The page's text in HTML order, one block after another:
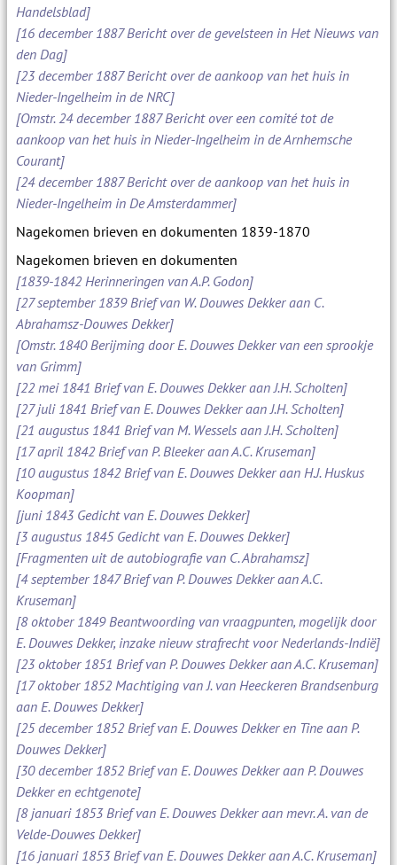
Handelsblad]
[16 december 1887 Bericht over de gevelsteen in Het Nieuws van
den Dag]
[23 december 1887 Bericht over de aankoop van het huis in
Nieder-Ingelheim in de NRC]
[Omstr. 24 december 1887 Bericht over een comité tot de
aankoop van het huis in Nieder-Ingelheim in de Arnhemsche
Courant]
[24 december 1887 Bericht over de aankoop van het huis in
Nieder-Ingelheim in De Amsterdammer]
Nagekomen brieven en dokumenten 1839-1870
Nagekomen brieven en dokumenten
[1839-1842 Herinneringen van A.P. Godon]
[27 september 1839 Brief van W. Douwes Dekker aan C.
Abrahamsz-Douwes Dekker]
[Omstr. 1840 Berijming door E. Douwes Dekker van een sprookje
van Grimm]
[22 mei 1841 Brief van E. Douwes Dekker aan J.H. Scholten]
[27 juli 1841 Brief van E. Douwes Dekker aan J.H. Scholten]
[21 augustus 1841 Brief van M. Wessels aan J.H. Scholten]
[17 april 1842 Brief van P. Bleeker aan A.C. Kruseman]
[10 augustus 1842 Brief van E. Douwes Dekker aan H.J. Huskus
Koopman]
[juni 1843 Gedicht van E. Douwes Dekker]
[3 augustus 1845 Gedicht van E. Douwes Dekker]
[Fragmenten uit de autobiografie van C. Abrahamsz]
[4 september 1847 Brief van P. Douwes Dekker aan A.C.
Kruseman]
[8 oktober 1849 Beantwoording van vraagpunten, mogelijk door
E. Douwes Dekker, inzake nieuw strafrecht voor Nederlands-Indië]
[23 oktober 1851 Brief van P. Douwes Dekker aan A.C. Kruseman]
[17 oktober 1852 Machtiging van J. van Heeckeren Brandsenburg
aan E. Douwes Dekker]
[25 december 1852 Brief van E. Douwes Dekker en Tine aan P.
Douwes Dekker]
[30 december 1852 Brief van E. Douwes Dekker aan P. Douwes
Dekker en echtgenote]
[8 januari 1853 Brief van E. Douwes Dekker aan mevr. A. van de
Velde-Douwes Dekker]
[16 januari 1853 Brief van E. Douwes Dekker aan A.C. Kruseman]